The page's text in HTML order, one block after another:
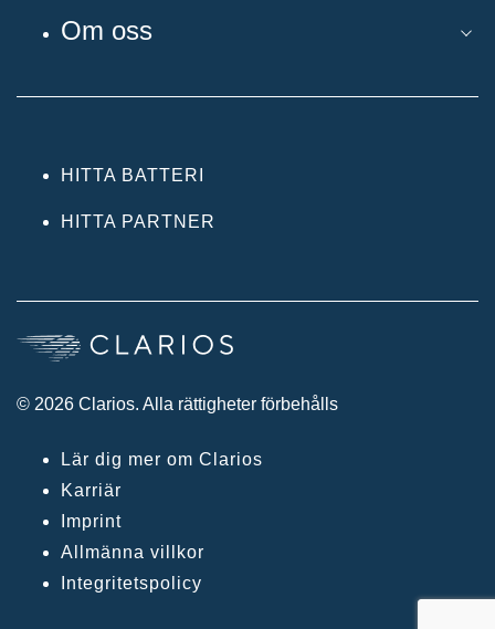
Om oss
HITTA BATTERI
HITTA PARTNER
© 2026 Clarios. Alla rättigheter förbehålls
Lär dig mer om Clarios
Karriär
Imprint
Allmänna villkor
Integritetspolicy